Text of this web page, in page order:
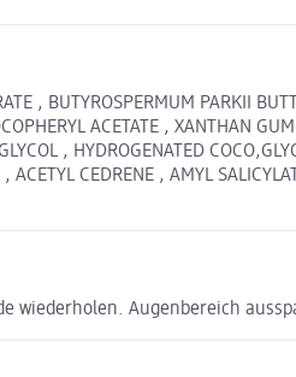
, BUTYROSPERMUM PARKII
ACETATE , XANTHAN
, HYDROGENATED
CEDRENE , AMYL
wiederholen. Augenbereich